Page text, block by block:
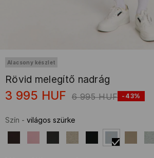
Alacsony készlet
Rövid melegítő nadrág
3 995 HUF 6 995 HUF -43%
Szín - világos szürke